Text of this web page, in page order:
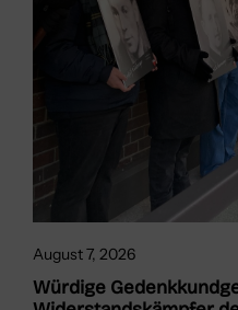
August 7, 2026
Würdige